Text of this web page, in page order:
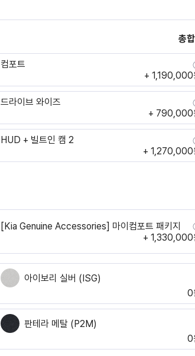
총합
컴포트
+ 1,190,000
드라이브 와이즈
+ 790,000
HUD + 빌트인 캠 2
+ 1,270,000
[Kia Genuine Accessories] 마이컴포트 패키지
+ 1,330,000
아이보리 실버 (ISG)
0
판테라 메탈 (P2M)
0